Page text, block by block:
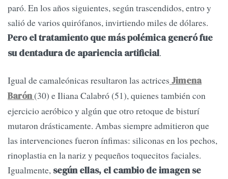
paró. En los años siguientes, según trascendidos, entro y
salió de varios quirófanos, invirtiendo miles de dólares.
Pero el tratamiento que más polémica generó fue
su dentadura de apariencia artificial.
Igual de camaleónicas resultaron las actrices Jimena
Barón(30) e Iliana Calabró (51), quienes también con
ejercicio aeróbico y algún que otro retoque de bisturí
mutaron drásticamente. Ambas siempre admitieron que
las intervenciones fueron ínfimas: siliconas en los pechos,
rinoplastia en la nariz y pequeños toquecitos faciales.
Igualmente, según ellas, el cambio de imagen se